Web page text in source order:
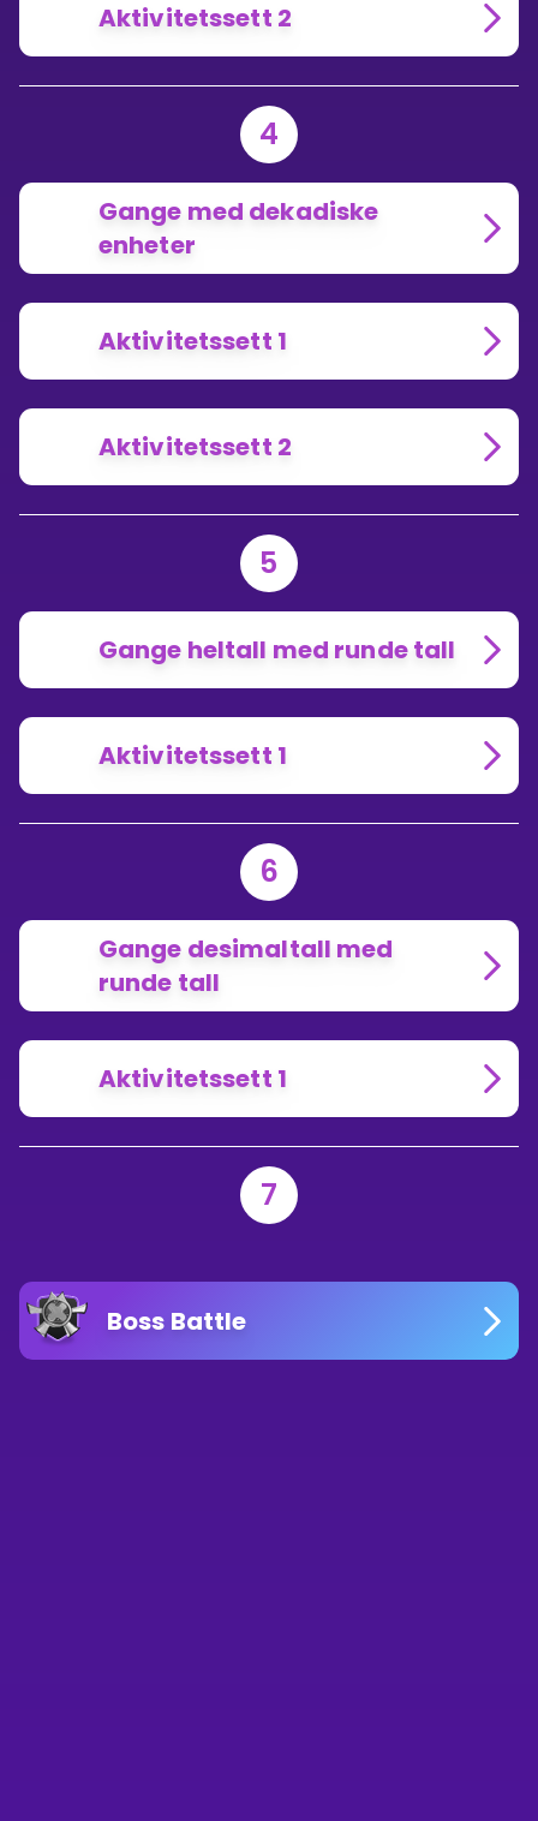
Aktivitetssett 2
4
Gange med dekadiske
enheter
Aktivitetssett 1
Aktivitetssett 2
5
Gange heltall med runde tall
Aktivitetssett 1
6
Gange desimaltall med
runde tall
Aktivitetssett 1
7
Boss Battle